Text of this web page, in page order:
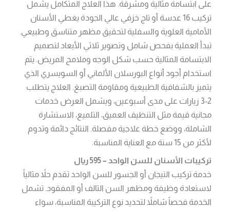
على ابتسامة مثالية ومشرقة. هذا العلاج المتكامل يشمل
تركيب 16 عدسة أو تاج خزفي عالي الجودة يغطي الأسنان
الأمامية العلوية والسفلية لتحقيق مظهر متناسق وطبيعي.
تبدأ العملية بفحص شامل وتصوير ثلاثي الأبعاد لتصميم
الابتسامة المثالية حسب شكل الوجه وملامح المريض. يتم
استخدام أجود أنواع البورسلان الألماني أو السويسري الذي
يتميز بالشفافية الطبيعية ومقاومة التصبغ. العلاج يتطلب
2-3 زيارات على مدى أسبوعين، ويشمل العرض خدمات
مجانية قيمة مثل التنظيف العميق، التلميع، الاستشارة
الشاملة، ووضع خطة علاجية مفصلة. النتائج دائمة وتدوم
لأكثر من 15 سنة مع العناية المناسبة.
تركيبات الأسنان للسن الواحد – 595 ريال
خدمة تركيب التيجان أو الجسور للسن الواحد تقدم حلاً مثالياً
لاستعادة وظيفة ومظهر السن التالف أو المفقود. تشمل
الخدمة فحصاً شاملاً لتحديد نوع التركيبة المناسبة، سواء